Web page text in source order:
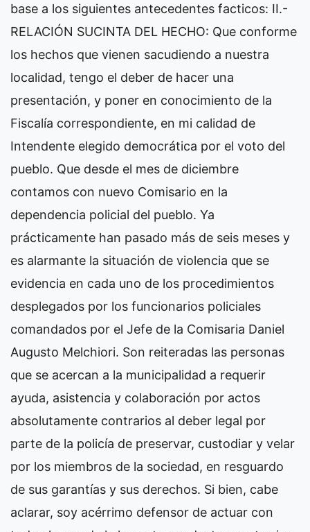
base a los siguientes antecedentes facticos: II.-
RELACIÓN SUCINTA DEL HECHO: Que conforme
los hechos que vienen sacudiendo a nuestra
localidad, tengo el deber de hacer una
presentación, y poner en conocimiento de la
Fiscalía correspondiente, en mi calidad de
Intendente elegido democrática por el voto del
pueblo. Que desde el mes de diciembre
contamos con nuevo Comisario en la
dependencia policial del pueblo. Ya
prácticamente han pasado más de seis meses y
es alarmante la situación de violencia que se
evidencia en cada uno de los procedimientos
desplegados por los funcionarios policiales
comandados por el Jefe de la Comisaria Daniel
Augusto Melchiori. Son reiteradas las personas
que se acercan a la municipalidad a requerir
ayuda, asistencia y colaboración por actos
absolutamente contrarios al deber legal por
parte de la policía de preservar, custodiar y velar
por los miembros de la sociedad, en resguardo
de sus garantías y sus derechos. Si bien, cabe
aclarar, soy acérrimo defensor de actuar con